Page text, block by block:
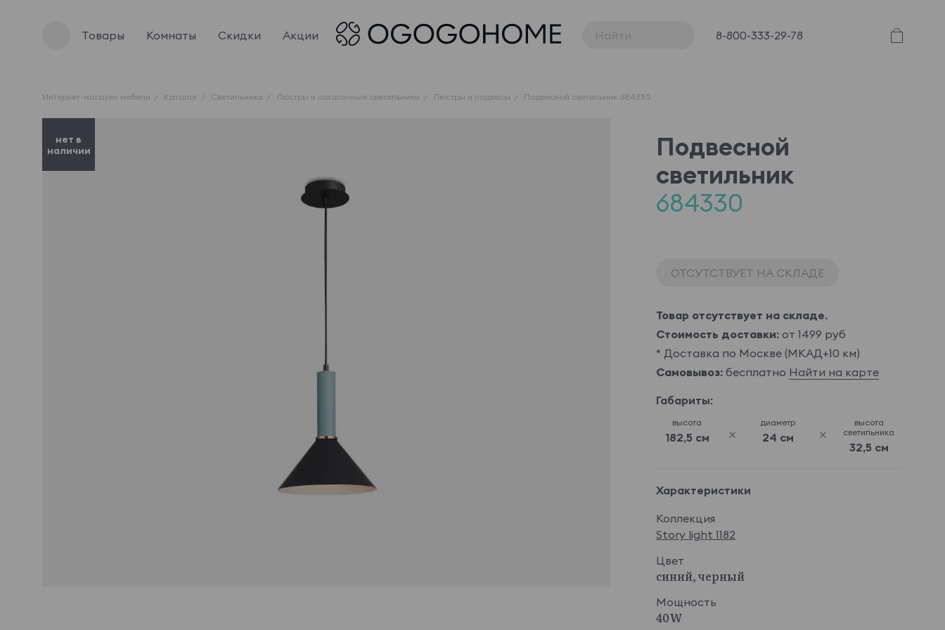
Товары Комнаты Скидки Акции 8-800-333-29-78
Интернет-магазин мебели Каталог Светильники Люстры и потолочные светильники Люстры и подвесы Подвесной светильник 684330
нет в
наличии
Подвесной
светильник
684330
ОТСУТСТВУЕТ НА СКЛАДЕ
Товар отсутствует на складе.
Стоимость доставки:от 1499 руб
* Доставка по Москве (МКАД+10 км)
Самовывоз:бесплатно Найти на карте
Габариты:
высота
182,5 см
диаметр
24 см
высота
светильника
32,5 см
Характеристики
Коллекция
Story light 1182
Цвет
синий, черный
Мощность
40W